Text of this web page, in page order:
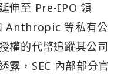
伸至 Pre-IPO 領
Anthropic 等私有公
權的代幣追蹤其公司
露，SEC 內部部分官